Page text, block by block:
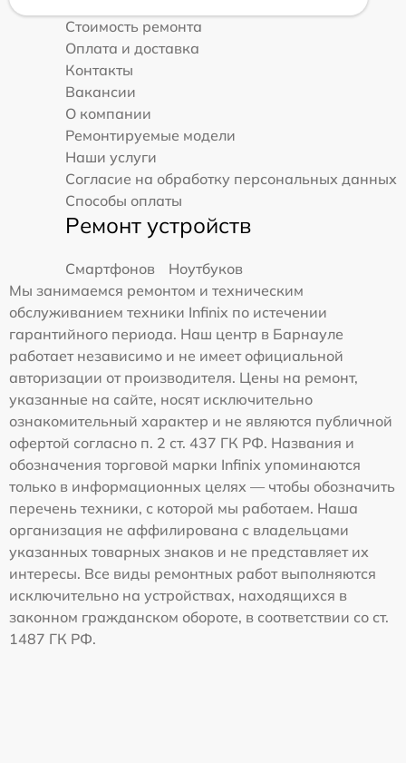
Стоимость ремонта
Оплата и доставка
Контакты
Вакансии
О компании
Ремонтируемые модели
Наши услуги
Согласие на обработку персональных данных
Способы оплаты
Ремонт устройств
Смартфонов
Ноутбуков
Мы занимаемся ремонтом и техническим
обслуживанием техники Infinix по истечении
гарантийного периода. Наш центр в Барнауле
работает независимо и не имеет официальной
авторизации от производителя. Цены на ремонт,
указанные на сайте, носят исключительно
ознакомительный характер и не являются публичной
офертой согласно п. 2 ст. 437 ГК РФ. Названия и
обозначения торговой марки Infinix упоминаются
только в информационных целях — чтобы обозначить
перечень техники, с которой мы работаем. Наша
организация не аффилирована с владельцами
указанных товарных знаков и не представляет их
интересы. Все виды ремонтных работ выполняются
исключительно на устройствах, находящихся в
законном гражданском обороте, в соответствии со ст.
1487 ГК РФ.